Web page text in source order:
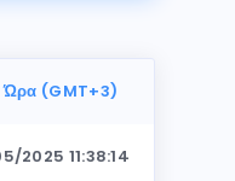
Ώρα (GMT+3)
2025 11:38:14